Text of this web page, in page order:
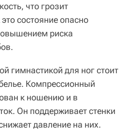
что грозит
состояние опасно
риска
гимнастикой для ног стоит
Компрессионный
к ношению и в
Он поддерживает стенки
давление на них.